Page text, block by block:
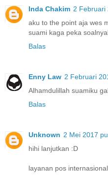
Inda Chakim 2 Februari
aku to the point aja wes
suami kaga peka
Balas
Enny Law 2 Februari
Alhamdulillah suamiku
Balas
Unknown 2 Mei 2017
hihi lanjutkan :D
layanan pos internasional